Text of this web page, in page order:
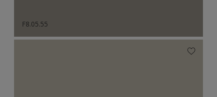
F8.05.55